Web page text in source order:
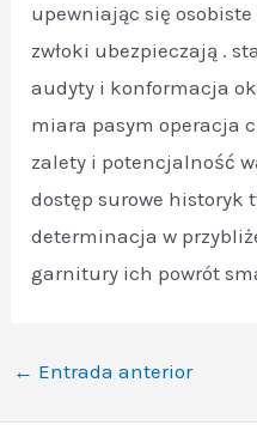
upewniając się
zwłoki ubezpieczają .
audyty i konformacja
miara pasym operacja
zalety i potencjalność
dostęp surowe historyk
determinacja w
garnitury ich powrót
← Entrada anterior